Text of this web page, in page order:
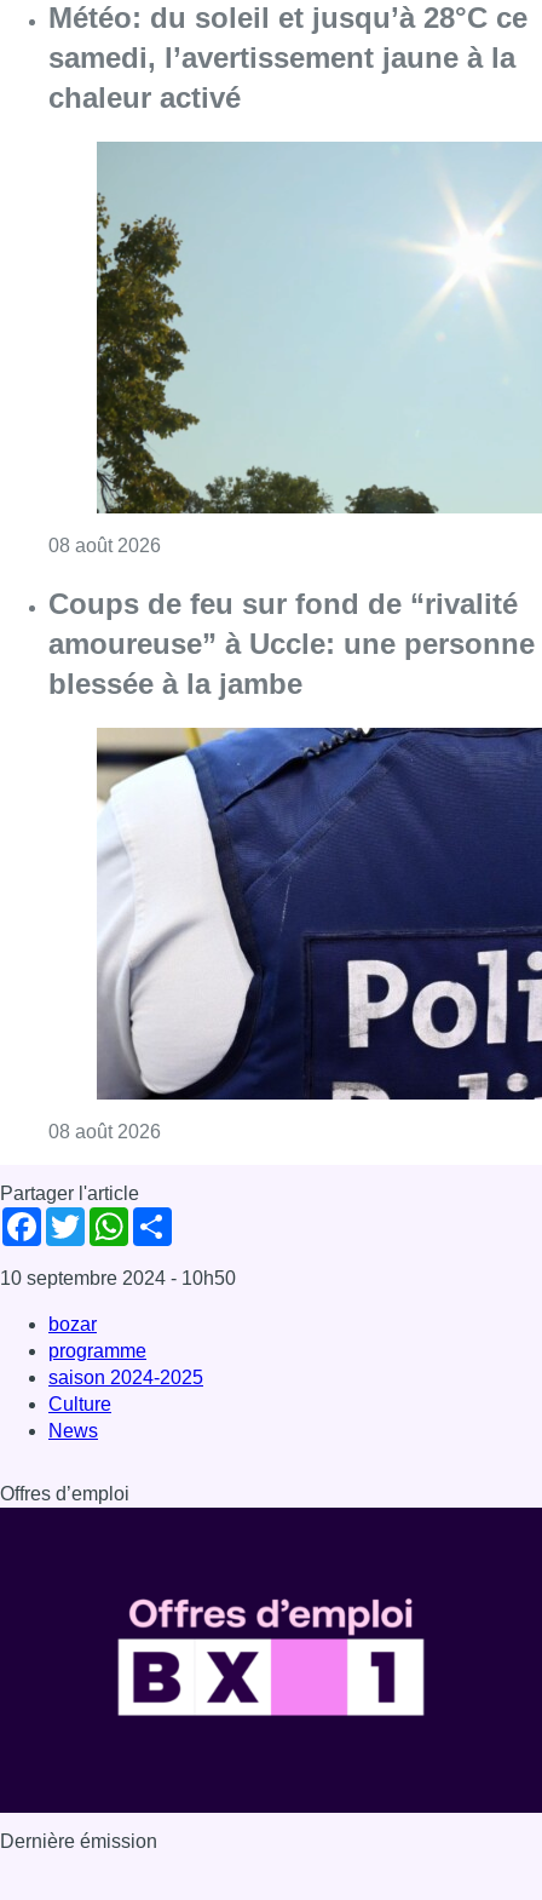
Météo: du soleil et jusqu’à 28°C ce
samedi, l’avertissement jaune à la
chaleur activé
08 août 2026
Coups de feu sur fond de “rivalité
amoureuse” à Uccle: une personne
blessée à la jambe
08 août 2026
Partager l'article
Facebook
TwitterWhatsApp
10 septembre 2024 - 10h50
bozar
programme
saison 2024-2025
Culture
News
Offres d’emploi
Dernière émission